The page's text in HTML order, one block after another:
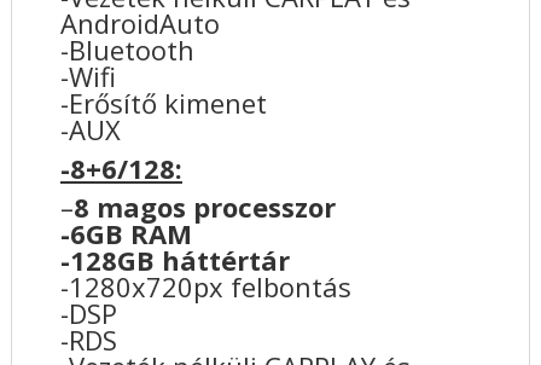
AndroidAuto
-Bluetooth
-Wifi
-Erősítő kimenet
-AUX
-8+6/128:
–8 magos processzor
-6GB RAM
-128GB háttértár
-1280x720px felbontás
-DSP
-RDS